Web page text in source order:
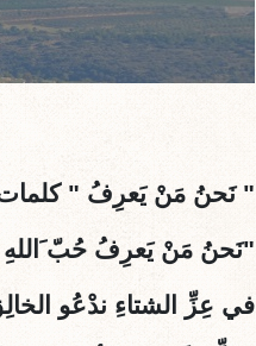
" نَحنُ مَنْ يَعرِفُ " كلمات
"نَحنُ مَنْ يَعرِفُ حُبّ َاللهِ
في عِزِّ الشتاءِ ندْعُو